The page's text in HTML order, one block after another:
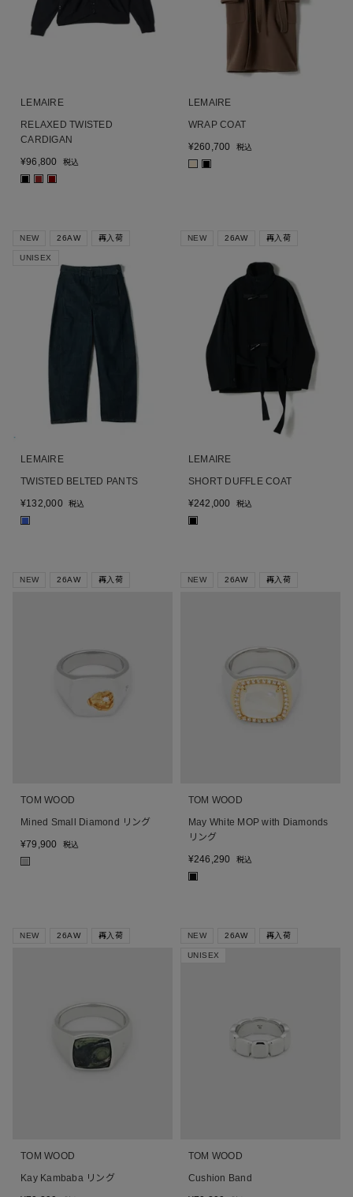
LEMAIRE
RELAXED TWISTED
CARDIGAN
¥96,800 税込
LEMAIRE
WRAP COAT
¥260,700 税込
NEW 26AW 再入荷
UNISEX
LEMAIRE
TWISTED BELTED PANTS
¥132,000 税込
■
NEW 26AW 再入荷
LEMAIRE
SHORT DUFFLE COAT
¥242,000 税込
■
NEW 26AW 再入荷
TOM WOOD
Mined Small Diamond リング
¥79,900 税込
■
NEW 26AW 再入荷
TOM WOOD
May White MOP with Diamonds
リング
¥246,290 税込
■
NEW 26AW 再入荷
TOM WOOD
Kay Kambaba リング
NEW 26AW 再入荷
UNISEX
TOM WOOD
Cushion Band